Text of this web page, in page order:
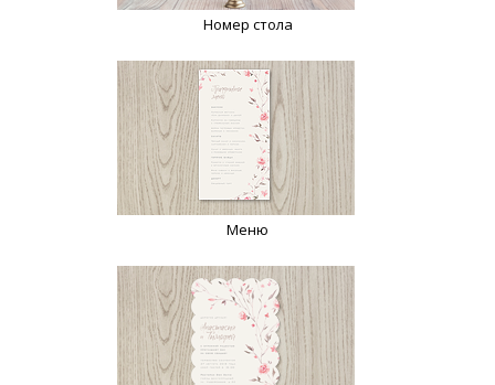
Номер стола
Меню